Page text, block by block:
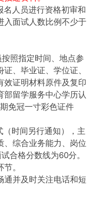
人员进行资格初审和
入面试人数比例不少于
照指定时间、地点参
、毕业证、学位证、
效证明材料原件及复印
部留学服务中心学历认
免冠一寸彩色证件
时间另行通知），主
、综合业务能力、岗位
合格分数线为60分。
。
通并及时关注电话和短